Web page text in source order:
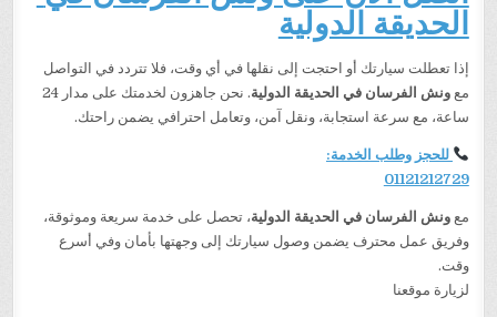
الحديقة الدولية
معونش الفرسان في الحديقة الدولية
ساعة، مع سرعة استجابة، ونقل آمن، وتعامل احترافي يضمن راحتك.
للحجز وطلب الخدمة:
01121212729
معونش الفرسان في الحديقة الدولية
وقت.
لزيارة موقعنا